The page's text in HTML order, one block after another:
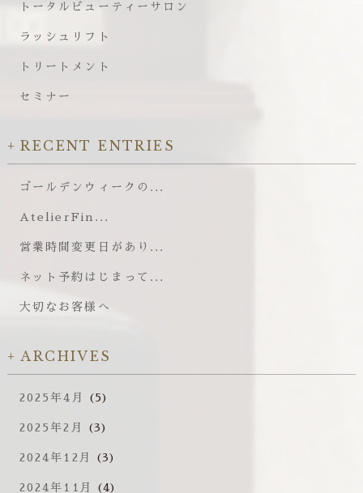
トータルビューティーサロン
ラッシュリフト
トリートメント
セミナー
RECENT ENTRIES
ゴールデンウィークの...
AtelierFin...
営業時間変更日があり...
ネット予約はじまって...
大切なお客様へ
ARCHIVES
2025年4月 (5)
2025年2月 (3)
2024年12月 (3)
2024年11月 (4)